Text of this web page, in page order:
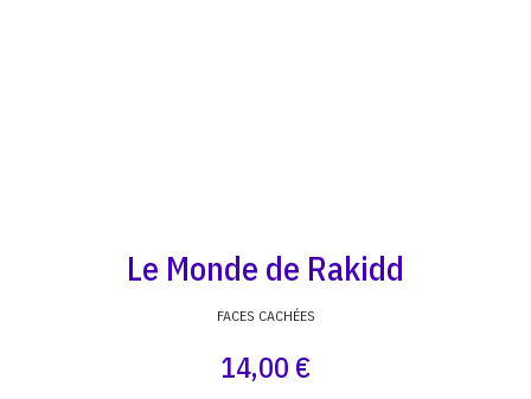
Le Monde de Rakidd
FACES CACHÉES
14,00 €